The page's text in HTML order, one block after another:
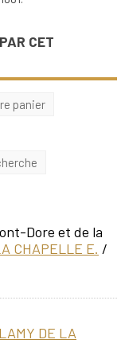
CET
panier
Dore et de la
CHAPELLE E. /
DE LA